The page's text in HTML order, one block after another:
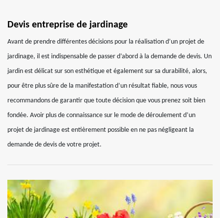
Devis entreprise de jardinage
Avant de prendre différentes décisions pour la réalisation d’un projet de
jardinage, il est indispensable de passer d’abord à la demande de devis. Un
jardin est délicat sur son esthétique et également sur sa durabilité, alors,
pour être plus sûre de la manifestation d’un résultat fiable, nous vous
recommandons de garantir que toute décision que vous prenez soit bien
fondée. Avoir plus de connaissance sur le mode de déroulement d’un
projet de jardinage est entièrement possible en ne pas négligeant la
demande de devis de votre projet.